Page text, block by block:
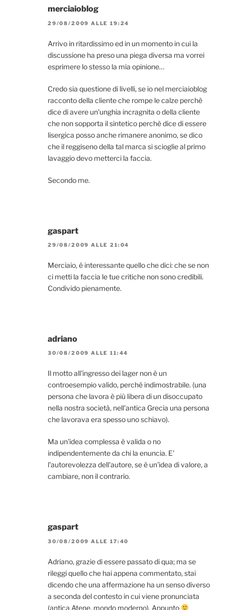
merciaioblog
29/08/2009 ALLE 19:24
Arrivo in ritardissimo ed in un momento in cui la
discussione ha preso una piega diversa ma vorrei
esprimere lo stesso la mia opinione…
Credo sia questione di livelli, se io nel merciaioblog
racconto della cliente che rompe le calze perchè
dice di avere un'unghia incragnita o della cliente
che non sopporta il sintetico perchè dice di essere
lisergica posso anche rimanere anonimo, se dico
che il reggiseno della tal marca si scioglie al primo
lavaggio devo metterci la faccia.
Secondo me.
gaspart
29/08/2009 ALLE 21:04
Merciaio, è interessante quello che dici: che se non
ci metti la faccia le tue critiche non sono credibili.
Condivido pienamente.
adriano
30/08/2009 ALLE 11:44
Il motto all'ingresso dei lager non è un
controesempio valido, perché indimostrabile. (una
persona che lavora è più libera di un disoccupato
nella nostra società, nell'antica Grecia una persona
che lavorava era spesso uno schiavo).
Ma un'idea complessa è valida o no
indipendentemente da chi la enuncia. E'
l'autorevolezza dell'autore, se è un'idea di valore, a
cambiare, non il contrario.
gaspart
30/08/2009 ALLE 17:40
Adriano, grazie di essere passato di qua; ma se
rileggi quello che hai appena commentato, stai
dicendo che una affermazione ha un senso diverso
a seconda del contesto in cui viene pronunciata
(antica Atene, mondo moderno). Appunto